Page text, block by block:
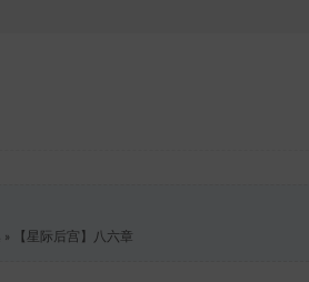
» 【星际后宫】八六章